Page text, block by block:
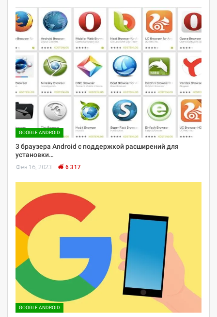
GOOGLE ANDROID
3 браузера Android с поддержкой расширений для
установки…
Фев 16, 2023 6 317
GOOGLE ANDROID